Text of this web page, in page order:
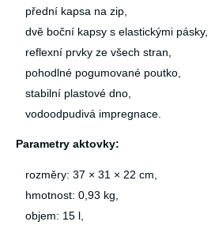
přední kapsa na zip,
dvě boční kapsy s elastickými pásky,
reflexní prvky ze všech stran,
pohodlné pogumované poutko,
stabilní plastové dno,
vodoodpudivá impregnace.
Parametry aktovky:
rozměry: 37 × 31 × 22 cm,
hmotnost: 0,93 kg,
objem: 15 l,